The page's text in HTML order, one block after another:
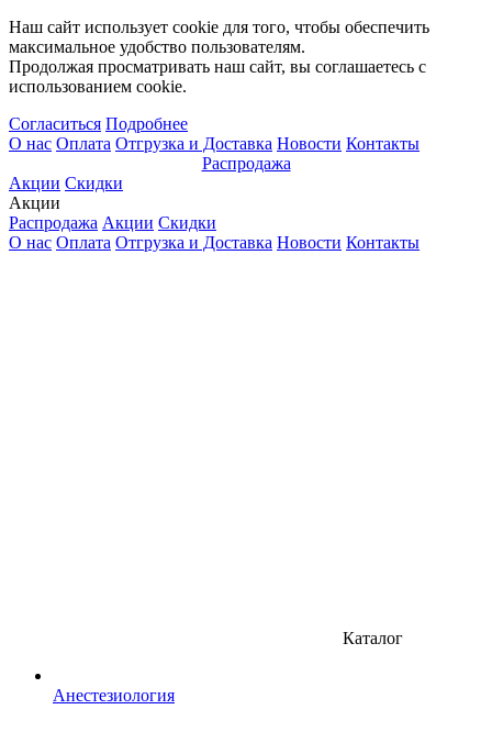
Наш сайт использует cookie для того, чтобы обеспечить
максимальное удобство пользователям.
Продолжая просматривать наш сайт, вы соглашаетесь с
использованием cookie.
Согласиться Подробнее
О нас Оплата Отгрузка и Доставка Новости Контакты
Распродажа
Акции Скидки
Акции
Распродажа Акции Скидки
О нас Оплата Отгрузка и Доставка Новости Контакты
Каталог
Анестезиология